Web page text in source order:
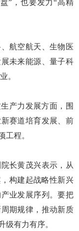
”，也要发力“高精
航空航天、生物医
未来能源、量子科
。
产力发展方面，围
赛道培育发展、前
工程。
长黄茂兴表示，从
构建起战略性新兴
业发展序列。要把
期规律，推动新质
级有力有序。